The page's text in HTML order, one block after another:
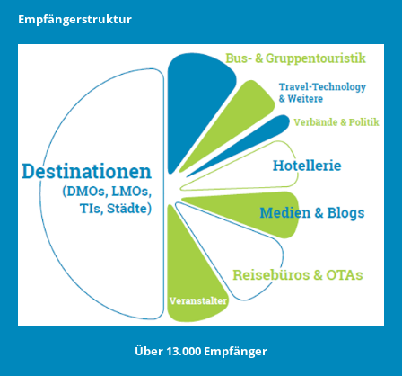
Empfängerstruktur
Über 13.000 Empfänger